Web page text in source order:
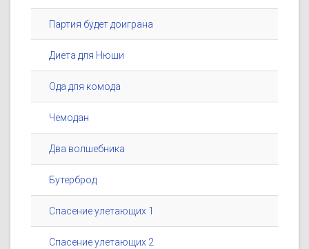
Партия будет доиграна
Диета для Нюши
Ода для комода
Чемодан
Два волшебника
Бутерброд
Спасение улетающих 1
Спасение улетающих 2